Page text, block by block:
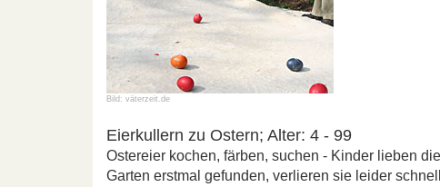
Bild: väterzeit.de
Eierkullern zu Ostern; Alter: 4 - 99
Ostereier kochen, färben, suchen - Kinder lieben
Garten erstmal gefunden, verlieren sie leider